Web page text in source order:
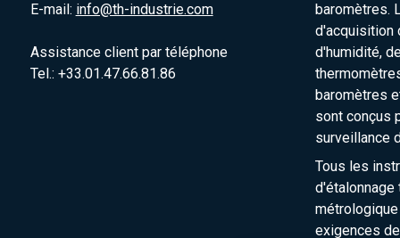
E-mail: info@th-industrie.com
Assistance client par téléphone
Tel.: +33.01.47.66.81.86
baromètres.
d'acquisition
d'humidité,
baromètres
sont conçus
surveillance
Tous les
d'étalonnage
exigences